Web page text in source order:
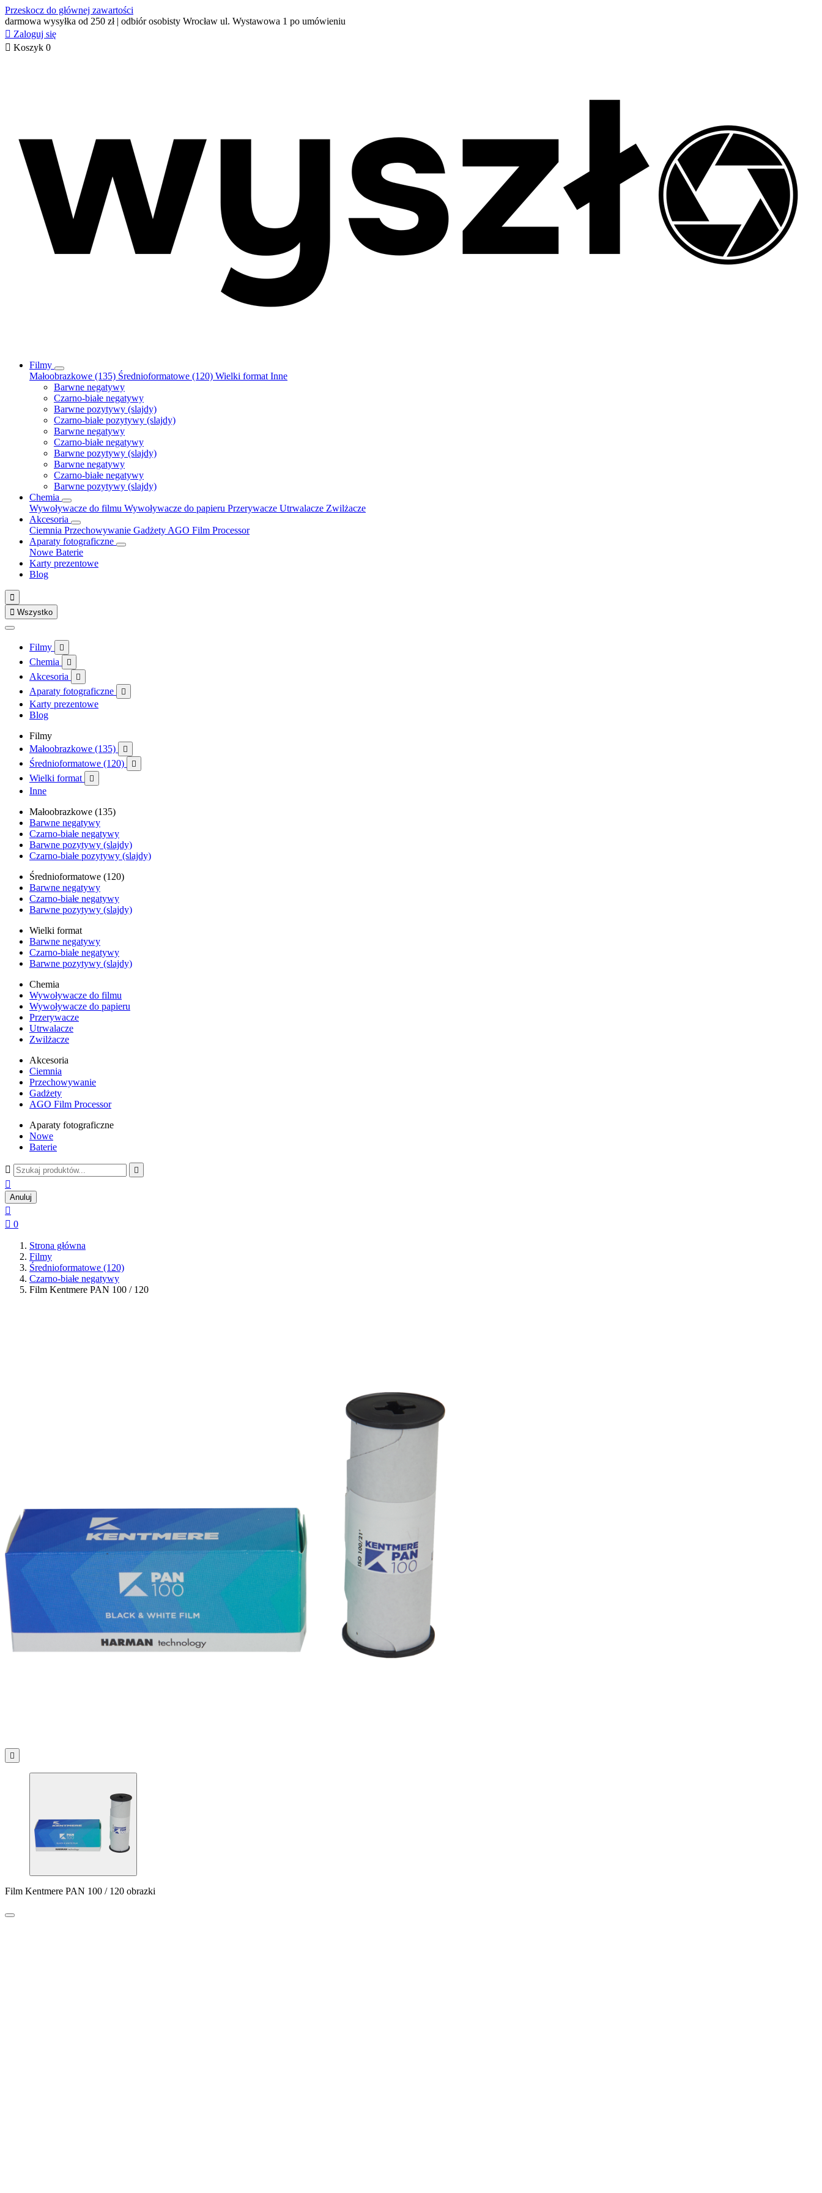
Przeskocz do głównej zawartości
darmowa wysyłka od 250 zł | odbiór osobisty Wrocław ul. Wystawowa 1 po umówieniu
 Zaloguj się
 Koszyk 0
Filmy
Małoobrazkowe (135) Średnioformatowe (120) Wielki format Inne
Barwne negatywy
Czarno-białe negatywy
Barwne pozytywy (slajdy)
Czarno-białe pozytywy (slajdy)
Barwne negatywy
Czarno-białe negatywy
Barwne pozytywy (slajdy)
Barwne negatywy
Czarno-białe negatywy
Barwne pozytywy (slajdy)
Chemia
Wywoływacze do filmu Wywoływacze do papieru Przerywacze Utrwalacze Zwilżacze
Akcesoria
Ciemnia Przechowywanie Gadżety AGO Film Processor
Aparaty fotograficzne
Nowe Baterie
Karty prezentowe
Blog

 Wszystko
Filmy 
Chemia 
Akcesoria 
Aparaty fotograficzne 
Karty prezentowe
Blog
Filmy
Małoobrazkowe (135)

Średnioformatowe (120) 
Wielki format 
Inne
Małoobrazkowe (135)
Barwne negatywy
Czarno-białe negatywy
Barwne pozytywy (slajdy)
Czarno-białe pozytywy (slajdy)
Średnioformatowe (120)
Barwne negatywy
Czarno-białe negatywy
Barwne pozytywy (slajdy)
Wielki format
Barwne negatywy
Czarno-białe negatywy
Barwne pozytywy (slajdy)
Chemia
Wywoływacze do filmu
Wywoływacze do papieru
Przerywacze
Utrwalacze
Zwilżacze
Akcesoria
Ciemnia
Przechowywanie
Gadżety
AGO Film Processor
Aparaty fotograficzne
Nowe
Baterie
 

Anuluj

 0
Strona główna
Filmy
Średnioformatowe (120)
Czarno-białe negatywy
Film Kentmere PAN 100 / 120

Film Kentmere PAN 100 / 120 obrazki